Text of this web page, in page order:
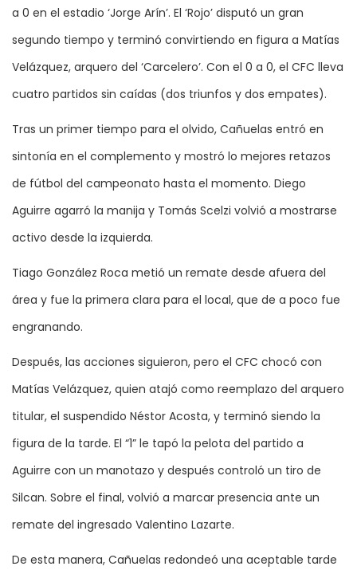
a 0 en el estadio ‘Jorge Arín’. El ‘Rojo’ disputó un gran
segundo tiempo y terminó convirtiendo en figura a Matías
Velázquez, arquero del ‘Carcelero’. Con el 0 a 0, el CFC lleva
cuatro partidos sin caídas (dos triunfos y dos empates).
Tras un primer tiempo para el olvido, Cañuelas entró en
sintonía en el complemento y mostró lo mejores retazos
de fútbol del campeonato hasta el momento. Diego
Aguirre agarró la manija y Tomás Scelzi volvió a mostrarse
activo desde la izquierda.
Tiago González Roca metió un remate desde afuera del
área y fue la primera clara para el local, que de a poco fue
engranando.
Después, las acciones siguieron, pero el CFC chocó con
Matías Velázquez, quien atajó como reemplazo del arquero
titular, el suspendido Néstor Acosta, y terminó siendo la
figura de la tarde. El “1” le tapó la pelota del partido a
Aguirre con un manotazo y después controló un tiro de
Silcan. Sobre el final, volvió a marcar presencia ante un
remate del ingresado Valentino Lazarte.
De esta manera, Cañuelas redondeó una aceptable tarde